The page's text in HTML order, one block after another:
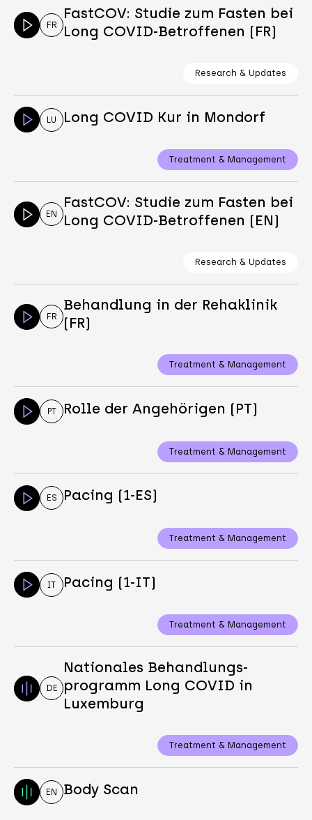
FR
FastCOV: Studie zum Fasten bei
Long COVID-Betroffenen (FR)
Research & Updates
LU Long COVID Kur in Mondorf
Treatment & Management
EN
FastCOV: Studie zum Fasten bei
Long COVID-Betroffenen (EN)
Research & Updates
FR
Behandlung in der Rehaklinik
(FR)
Treatment & Management
PT Rolle der Angehörigen (PT)
Treatment & Management
ES Pacing (1-ES)
Treatment & Management
IT Pacing (1-IT)
Treatment & Management
DE
Nationales Behandlungs-
programm Long COVID in
Luxemburg
Treatment & Management
EN Body Scan